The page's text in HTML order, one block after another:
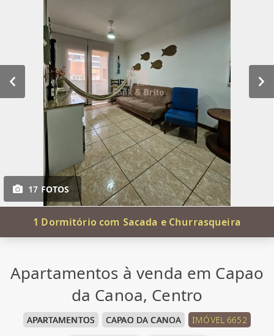
17 FOTOS
1 Dormitório com Sacada e Churrasqueira
Apartamentos à venda em Capao
da Canoa, Centro
APARTAMENTOS CAPAO DA CANOA IMÓVEL 6652